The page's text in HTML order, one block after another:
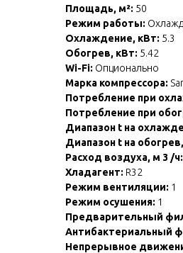
Площадь, м²: 50
Режим работы:
Охлаждение, кВт: 5.3
Обогрев, кВт: 5.42
Wi-Fi: Опционально
Марка компрессора:
Потребление при
Потребление при
Диапазон t на
Диапазон t на
Расход воздуха, м 3 /ч:
Хладагент: R32
Режим вентиляции: 1
Режим осушения: 1
Предварительный
Антибактериальный
Непрерывное